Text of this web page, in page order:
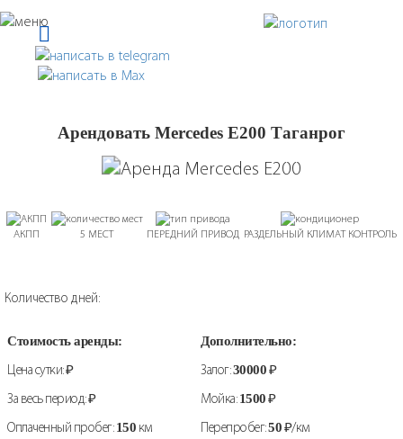
Арендовать Mercedes E200 Таганрог
АКПП 5 МЕСТ ПЕРЕДНИЙ ПРИВОД РАЗДЕЛЬНЫЙ КЛИМАТ КОНТРОЛЬ
Количество дней:
Стоимость аренды: Дополнительно:
Цена сутки:₽ Залог:30000₽
За весь период:₽ Мойка:1500₽
Оплаченный пробег: 150 км Перепробег:50₽/км